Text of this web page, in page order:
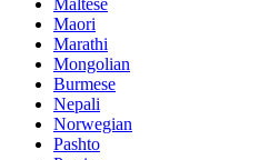
Maori
Marathi
Mongolian
Burmese
Nepali
Norwegian
Pashto